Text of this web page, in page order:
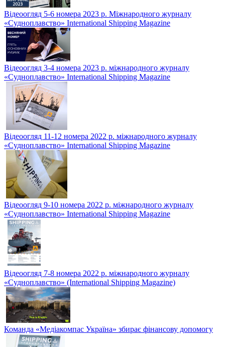
Відеоогляд 5-6 номера 2023 р. Міжнародного журналу
«Судноплавство» International Shipping Magazine
Відеоогляд 3-4 номера 2023 р. міжнародного журналу
«Судноплавство» International Shipping Magazine
Відеоогляд 11-12 номера 2022 р. міжнародного журналу
«Судноплавство» International Shipping Magazine
Відеоогляд 9-10 номера 2022 р. міжнародного журналу
«Судноплавство» International Shipping Magazine
Відеоогляд 7-8 номера 2022 р. міжнародного журналу
«Судноплавство» (International Shipping Magazine)
Команда «Медіакомпас Україна» збирає фінансову допомогу